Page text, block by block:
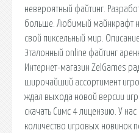
невероятный файтинг.
больше. Любимый майнкрафт
свой пиксельный мир.
Эталонный online файтинг
Интернет-магазин ZelGames
широчайший ассортимент
ждал выхода новой версии
скачать Симс 4 лицензию. У
количество игровых новинок